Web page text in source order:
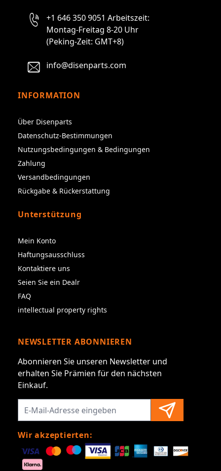
+1 646 350 9051 Arbeitszeit:
Montag-Freitag 8-20 Uhr
(Peking-Zeit: GMT+8)
info@disenparts.com
INFORMATION
Über Disenparts
Datenschutz-Bestimmungen
Nutzungsbedingungen & Bedingungen
Zahlung
Versandbedingungen
Rückgabe & Rückerstattung
Unterstützung
Mein Konto
Haftungsausschluss
Kontaktiere uns
Seien Sie ein Dealr
FAQ
intellectual property rights
NEWSLETTER ABONNIEREN
Abonnieren Sie unseren Newsletter und
erhalten Sie Prämien für den nächsten
Einkauf.
Wir akzeptierten: